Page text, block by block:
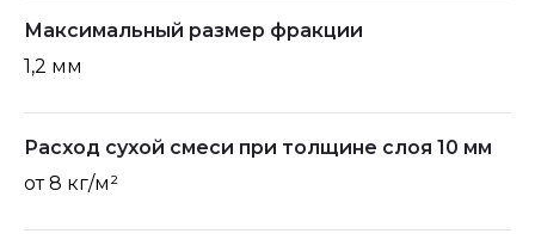
Максимальный размер фракции
1,2 мм
Расход сухой смеси при толщине слоя 10 мм
от 8 кг/м²